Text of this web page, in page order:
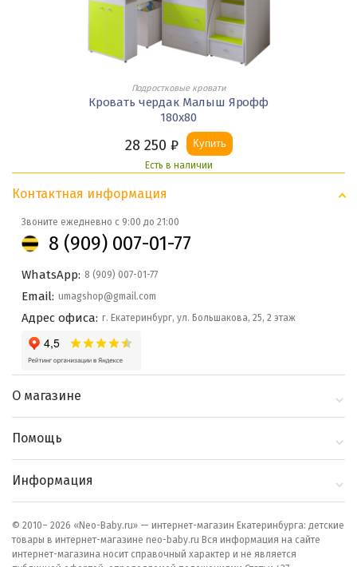
Подростковые кровати
Кровать чердак Малыш Ярофф
180х80
28 250 ₽ Купить
Есть в наличии
Контактная информация
Звоните ежедневно с 9:00 до 21:00
8 (909) 007-01-77
WhatsApp: 8 (909) 007-01-77
Email: umagshop@gmail.com
Адрес офиса: г. Екатеринбург, ул. Большакова, 25, 2 этаж
О магазине
Блог
Помощь
Как сделать заказ
Информация
© 2010– 2026 «Neo-Baby.ru» — интернет-магазин Екатеринбурга: детские
товары в интернет-магазине neo-baby.ru Вся информация на сайте
интернет-магазина носит справочный характер и не является